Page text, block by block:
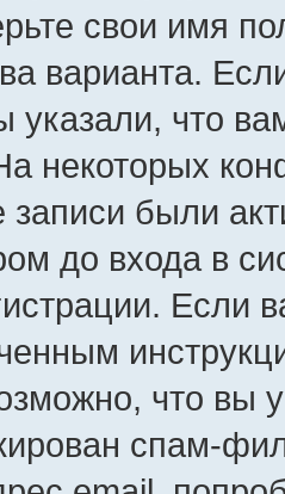
свои имя
варианта.
указали, что
некоторых
были
до входа в
что вы
спам-